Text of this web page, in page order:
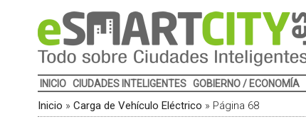
INICIO CIUDADES INTELIGENTES GOBIERNO / ECONOMÍA
Inicio » Carga de Vehículo Eléctrico » Página 68